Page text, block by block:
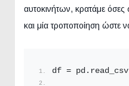
αυτοκινήτων, κρατάμε όσες
και μία τροποποίηση ώστε
df = pd. read_csv